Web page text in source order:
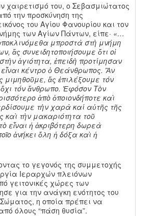
χαιρετισμό του, ο Σεβασμιώτατος
την προσκύνηση της
του Αγίου Φανουρίου και τον
των Αγίων Πάντων, είπε· «…
μπροστὰ στὴ μνήμη
ἂς συνειδητοποιήσουμε ὅτι οἱ
ἁγιότητα, ἐπειδὴ προτίμησαν
κέντρο ὁ Θεάνθρωπος. Ἂν
μιμηθοῦμε, ἄς ἐπιλέξουμε τόν
τόν ἄνθρωπο. Ἐφόσον Τὸν
ἀπὸ ὁποιονδήποτε καὶ
τὴν χαρὰ καί αὐτῆς τῆς
καὶ τὴν μακαριότητα τοῦ
εἶναι ἡ ἀκριβότερη δωρεὰ
ἀνήκει ὅλη ἡ δόξα καὶ ἡ
το γεγονός της συμμετοχής
Ιεραρχών πλειόνων
γειτονικές χώρες των
για την ανάγκη ενότητος του
Σώματος, η οποία πρέπει να
όλους “πάση θυσία”.